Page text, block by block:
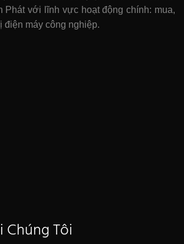
Phát với lĩnh vực hoạt động chính: mua,
điện máy công nghiệp.
Chúng Tôi